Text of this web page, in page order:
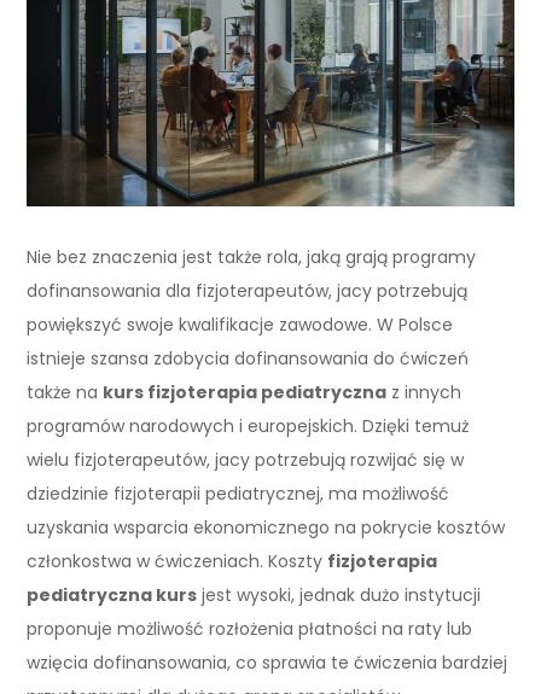
Nie bez znaczenia jest także rola, jaką grają programy
dofinansowania dla fizjoterapeutów, jacy potrzebują
powiększyć swoje kwalifikacje zawodowe. W Polsce
istnieje szansa zdobycia dofinansowania do ćwiczeń
także na kurs fizjoterapia pediatryczna z innych
programów narodowych i europejskich. Dzięki temuż
wielu fizjoterapeutów, jacy potrzebują rozwijać się w
dziedzinie fizjoterapii pediatrycznej, ma możliwość
uzyskania wsparcia ekonomicznego na pokrycie kosztów
członkostwa w ćwiczeniach. Koszty fizjoterapia
pediatryczna kurs jest wysoki, jednak dużo instytucji
proponuje możliwość rozłożenia płatności na raty lub
wzięcia dofinansowania, co sprawia te ćwiczenia bardziej